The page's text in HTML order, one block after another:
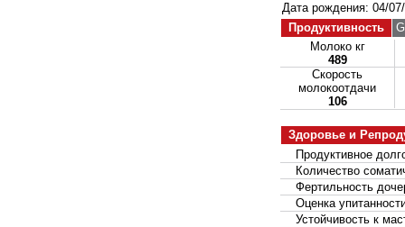
Дата рождения: 04/
Продуктивность
Молоко кг
489
Скорость
молокоотдачи
106
Здоровье и
Продуктивное
Количество
Фертильность
Оценка
Устойчивость к